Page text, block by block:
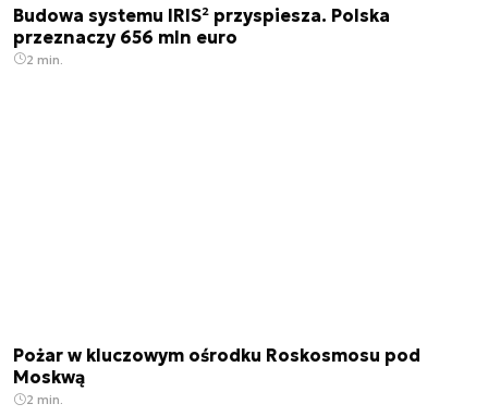
Budowa systemu IRIS² przyspiesza. Polska
przeznaczy 656 mln euro
2 min.
Pożar w kluczowym ośrodku Roskosmosu pod
Moskwą
2 min.